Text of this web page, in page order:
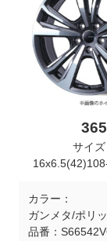
365
サイズ
カラー：
ガンメタ/ポリ
品番：